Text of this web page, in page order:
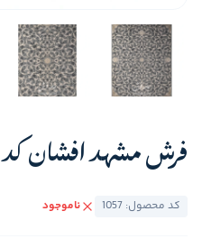
فرش مشهد افشان کد 806019
کد محصول: 1057 ناموجود